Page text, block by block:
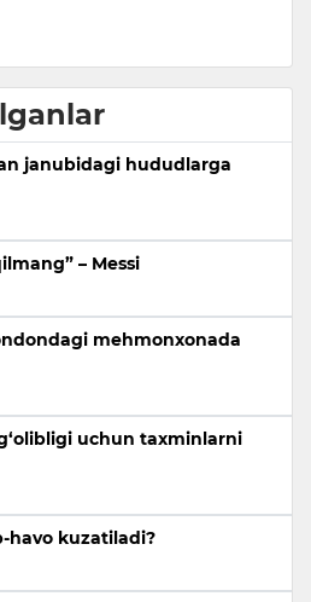
janubidagi hududlarga
– Messi
mehmonxonada
uchun taxminlarni
havo kuzatiladi?